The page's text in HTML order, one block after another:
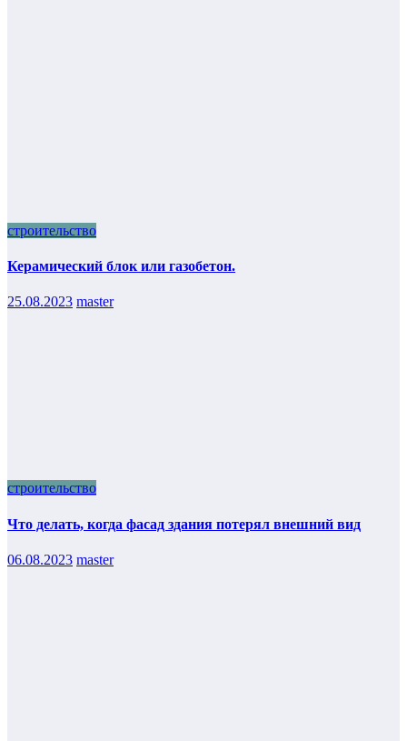
строительство
Керамический блок или газобетон.
25.08.2023 master
строительство
Что делать, когда фасад здания потерял внешний вид
06.08.2023 master